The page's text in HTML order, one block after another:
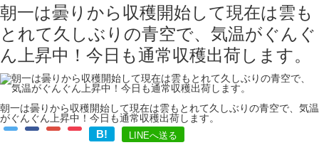
朝一は曇りから収穫開始して現在は雲も
とれて久しぶりの青空で、気温がぐんぐ
ん上昇中！今日も通常収穫出荷します。
朝一は曇りから収穫開始して現在は雲もとれて久しぶりの青空で、気温
がぐんぐん上昇中！今日も通常収穫出荷します。
B! LINEへ送る